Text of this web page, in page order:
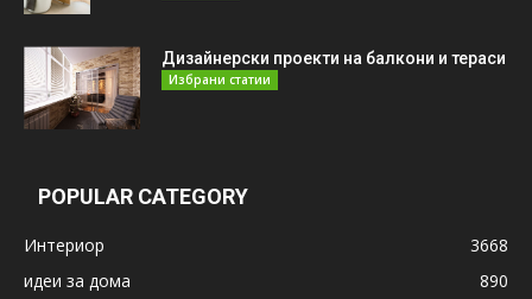
Дизайнерски проекти на балкони и тераси
Избрани статии
POPULAR CATEGORY
Интериор
3668
идеи за дома
890